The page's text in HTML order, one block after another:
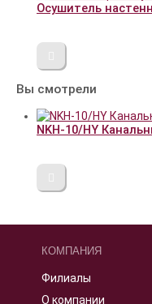
Осушитель
Вы смотрели
NKH-10/HY
КОМПАНИЯ
Филиалы
О компании